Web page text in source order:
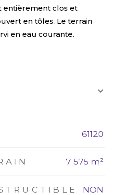
entièrement clos et
en tôles. Le terrain
en eau courante.
TRAD_ZEPHYR_Valeurs
61120
7 575 m²
NON